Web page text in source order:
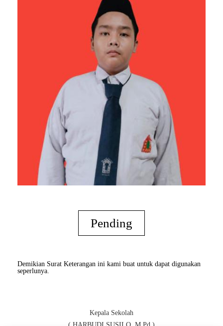
Pending
Demikian Surat Keterangan ini kami buat untuk dapat digunakan
seperlunya.
Kepala Sekolah